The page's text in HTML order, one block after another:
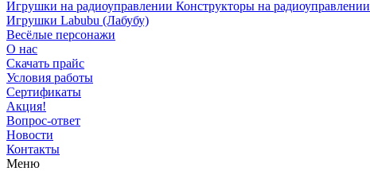
Игрушки на радиоуправлении Конструкторы на радиоуправлении
Игрушки Labubu (Лабубу)
Весёлые персонажи
О нас
Скачать прайс
Условия работы
Сертификаты
Акция!
Вопрос-ответ
Новости
Контакты
Меню